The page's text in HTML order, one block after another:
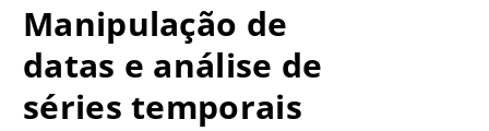
Manipulação de
datas e análise de
séries temporais